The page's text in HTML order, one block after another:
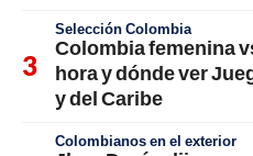
Selección Colombia
Colombia femenina
hora y dónde ver
y del Caribe
Colombianos en el exterior